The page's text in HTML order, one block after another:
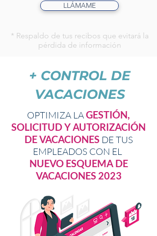
LLÁMAME
* Respaldo de tus recibos que evitará la
pérdida de información
+ CONTROL DE
VACACIONES
OPTIMIZA LAGESTIÓN,
SOLICITUD Y AUTORIZACIÓN
DE VACACIONES DE TUS
EMPLEADOS CON EL
NUEVO ESQUEMA DE
VACACIONES 2023